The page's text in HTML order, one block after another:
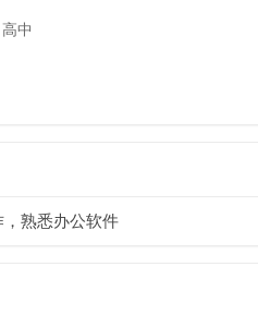
中
熟悉办公软件